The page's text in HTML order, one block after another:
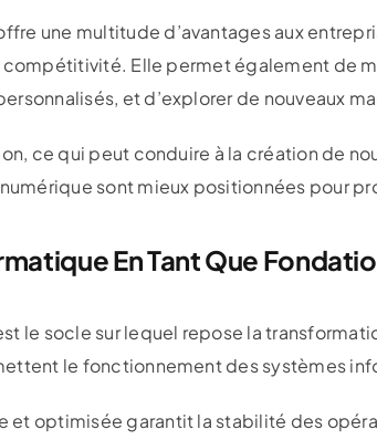
une multitude d’avantages aux
Elle permet également de
et d’explorer de nouveaux
ce qui peut conduire à la création de
sont mieux positionnées pour
En Tant Que
le socle sur lequel repose la
le fonctionnement des systèmes
et optimisée garantit la stabilité des